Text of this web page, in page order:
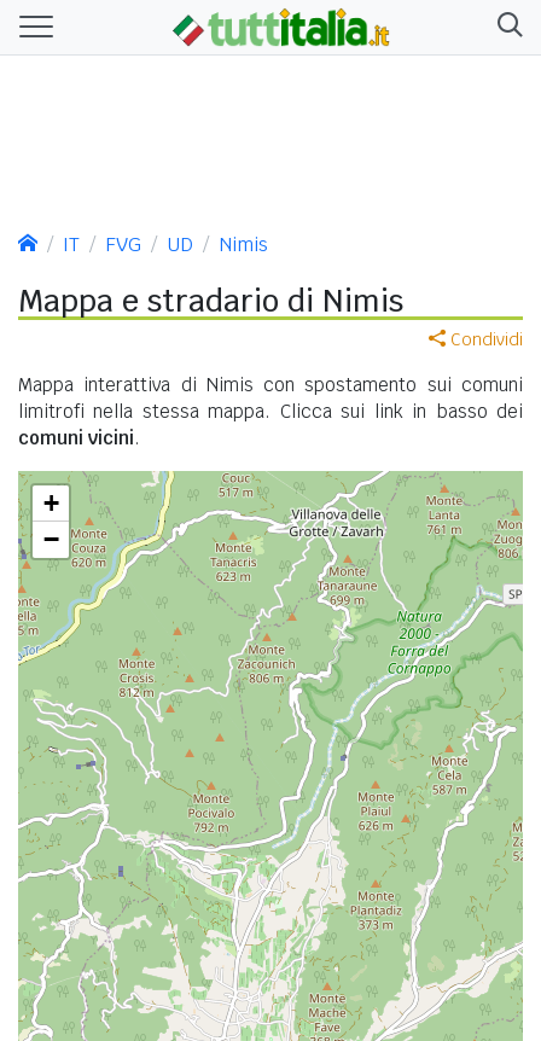
IT FVG UD Nimis
Mappa e stradario di Nimis
Condividi
Mappa interattiva di Nimis con spostamento sui comuni
limitrofi nella stessa mappa. Clicca sui link in basso dei
comuni vicini.
+
−